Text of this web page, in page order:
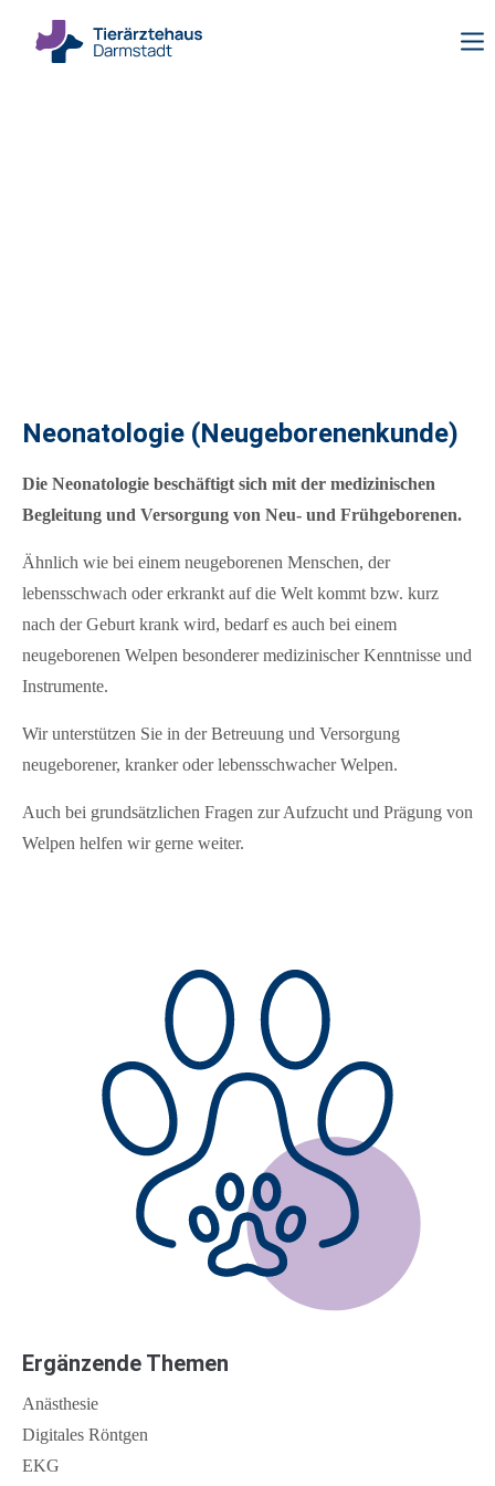
Neonatologie (Neugeborenenkunde)
Die Neonatologie beschäftigt sich mit der medizinischen
Begleitung und Versorgung von Neu- und Frühgeborenen.
Ähnlich wie bei einem neugeborenen Menschen, der
lebensschwach oder erkrankt auf die Welt kommt bzw. kurz
nach der Geburt krank wird, bedarf es auch bei einem
neugeborenen Welpen besonderer medizinischer Kenntnisse und
Instrumente.
Wir unterstützen Sie in der Betreuung und Versorgung
neugeborener, kranker oder lebensschwacher Welpen.
Auch bei grundsätzlichen Fragen zur Aufzucht und Prägung von
Welpen helfen wir gerne weiter.
Ergänzende Themen
Anästhesie
Digitales Röntgen
EKG